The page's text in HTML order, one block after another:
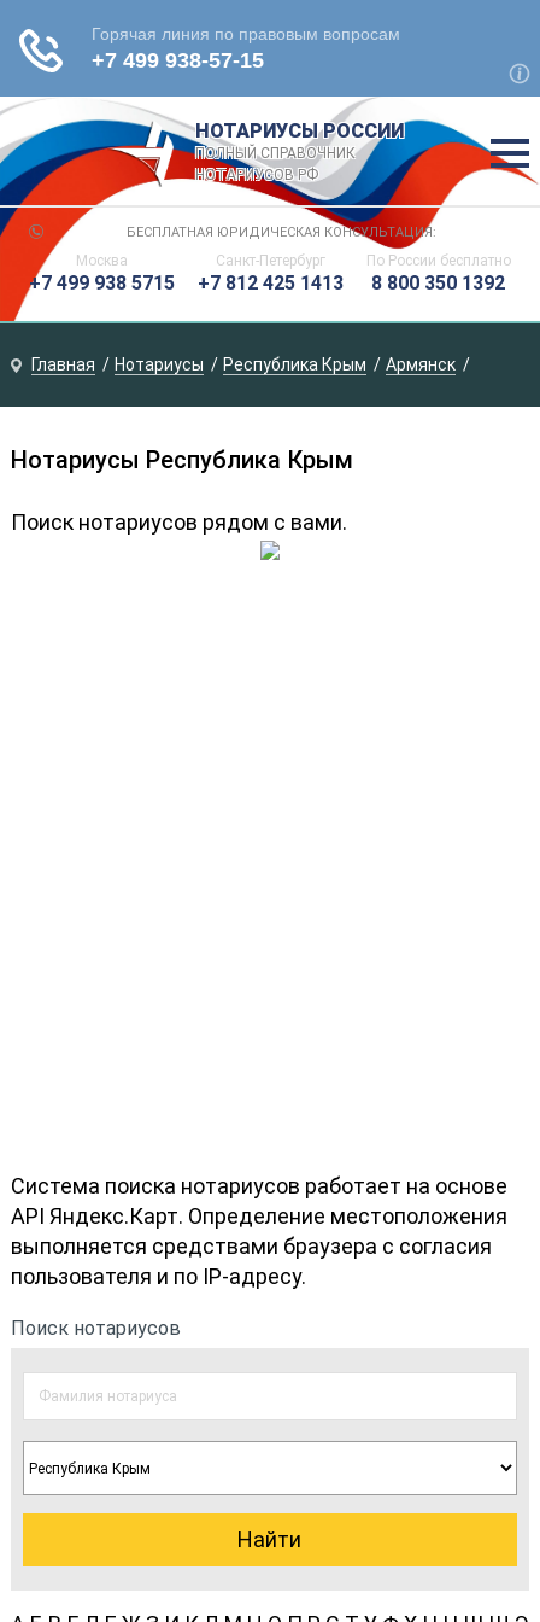
НОТАРИУСЫ РОССИИ
ПОЛНЫЙ СПРАВОЧНИК
НОТАРИУСОВ РФ
БЕСПЛАТНАЯ ЮРИДИЧЕСКАЯ КОНСУЛЬТАЦИЯ:
Москва
+7 499 938 5715
Санкт-Петербург
+7 812 425 1413
По России бесплатно
8 800 350 1392
Главная Нотариусы Республика Крым Армянск
Нотариусы Республика Крым
Поиск нотариусов рядом с вами.
Система поиска нотариусов работает на основе
API Яндекс.Карт. Определение местоположения
выполняется средствами браузера с согласия
пользователя и по IP-адресу.
Поиск нотариусов